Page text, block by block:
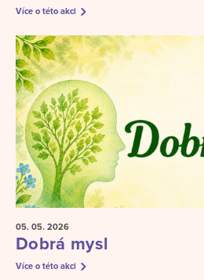
Více o této akci
05. 05. 2026
Dobrá mysl
Více o této akci